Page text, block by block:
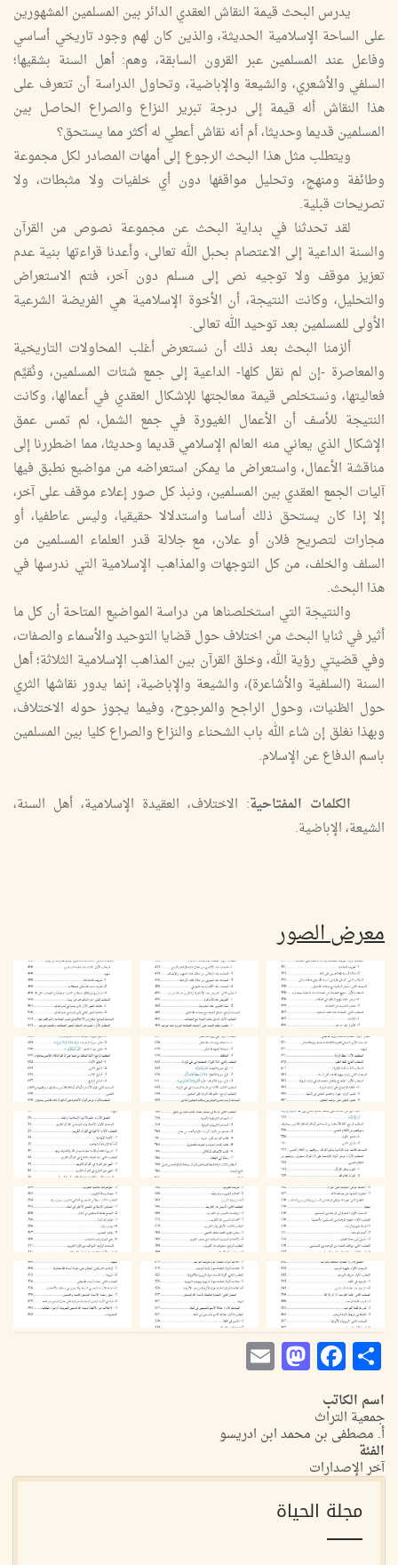
يدرس البحث قيمة النقاش العقدي الدائر بين المسلمين المشهورين
على الساحة الإسلامية الحديثة، والذين كان لهم وجود تاريخي أساسي
وفاعل عند المسلمين عبر القرون السابقة، وهم: أهل السنة بشقيها؛
السلفي والأشعري، والشيعة والإباضية، وتحاول الدراسة أن تتعرف على
هذا النقاش أله قيمة إلى درجة تبرير النزاع والصراع الحاصل بين
المسلمين قديما وحديثا، أم أنه نقاش أعطي له أكثر مما يستحق؟
ويتطلب مثل هذا البحث الرجوع إلى أمهات المصادر لكل مجموعة
وطائفة ومنهج، وتحليل مواقفها دون أي خلفيات ولا مثبطات، ولا
تصريحات قبلية.
لقد تحدثنا في بداية البحث عن مجموعة نصوص من القرآن
والسنة الداعية إلى الاعتصام بحبل الله تعالى، وأعدنا قراءتها بنية عدم
تعزيز موقف ولا توجيه نص إلى مسلم دون آخر، فتم الاستعراض
والتحليل، وكانت النتيجة، أن الأخوة الإسلامية هي الفريضة الشرعية
الأولى للمسلمين بعد توحيد الله تعالى.
ألزمنا البحث بعد ذلك أن نستعرض أغلب المحاولات التاريخية
والمعاصرة -إن لم نقل كلها- الداعية إلى جمع شتات المسلمين، ونُقيِّم
فعاليتها، ونستخلص قيمة معالجتها للإشكال العقدي في أعمالها، وكانت
النتيجة للأسف أن الأعمال الغيورة في جمع الشمل، لم تمس عمق
الإشكال الذي يعاني منه العالم الإسلامي قديما وحديثا، مما اضطررنا إلى
مناقشة الأعمال، واستعراض ما يمكن استعراضه من مواضيع نطبق فيها
آليات الجمع العقدي بين المسلمين، ونبذ كل صور إعلاء موقف على آخر،
إلا إذا كان يستحق ذلك أساسا واستدلالا حقيقيا، وليس عاطفيا، أو
مجارات لتصريح فلان أو علان، مع جلالة قدر العلماء المسلمين من
السلف والخلف، من كل التوجهات والمذاهب الإسلامية التي ندرسها في
هذا البحث.
والنتيجة التي استخلصناها من دراسة المواضيع المتاحة أن كل ما
أثير في ثنايا البحث من اختلاف حول قضايا التوحيد والأسماء والصفات،
وفي قضيتي رؤية الله، وخلق القرآن بين المذاهب الإسلامية الثلاثة؛ أهل
السنة (السلفية والأشاعرة)، والشيعة والإباضية، إنما يدور نقاشها الثري
حول الظنيات، وحول الراجح والمرجوح، وفيما يجوز حوله الاختلاف،
وبهذا نغلق إن شاء الله باب الشحناء والنزاع والصراع كليا بين المسلمين
باسم الدفاع عن الإسلام.
الكلمات المفتاحية: الاختلاف، العقيدة الإسلامية، أهل السنة،
الشيعة، الإباضية.
معرض الصور
Share
Facebook
Mastodon
اسم الكاتب
جمعية التراث
أ. مصطفى بن محمد ابن ادريسو
الفئة
آخر الإصدارات
مجلة الحياة